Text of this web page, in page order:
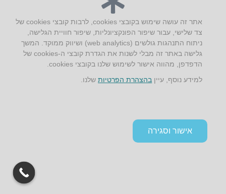
אתר זה עושה שימוש בקובצי cookies, לרבות קובצי cookies של
צד שלישי, עבור שיפור הפונקציונליות, שיפור חוויית הגלישה,
ניתוח התנהגות גולשים (web analytics) ושיווק ממוקד. המשך
גלישה באתר זה מבלי לשנות את הגדרת קובצי ה-cookies של
הדפדפן, מהווה אישור לשימוש שלנו בקובצי cookies.
למידע נוסף, עיין בהצהרת הפרטיותשלנו.
אישור וסגירה